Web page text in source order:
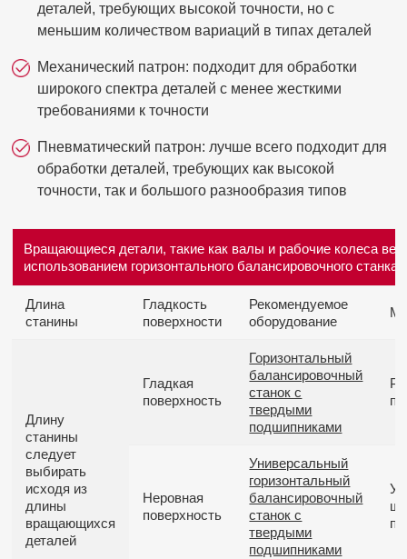
деталей, требующих высокой точности, но с
меньшим количеством вариаций в типах деталей
Механический патрон: подходит для обработки
широкого спектра деталей с менее жесткими
требованиями к точности
Пневматический патрон: лучше всего подходит для
обработки деталей, требующих как высокой
точности, так и большого разнообразия типов
Вращающиеся детали, такие как валы и рабочие колеса
использованием горизонтального балансировочного станка)
Длина
станины
Гладкость
поверхности
Рекомендуемое
оборудование
Длину
станины
следует
выбирать
исходя из
длины
вращающихся
деталей
Гладкая
поверхность
Горизонтальный
балансировочный
станок с
твердыми
подшипниками
Неровная
поверхность
Универсальный
горизонтальный
балансировочный
станок с
твердыми
подшипниками